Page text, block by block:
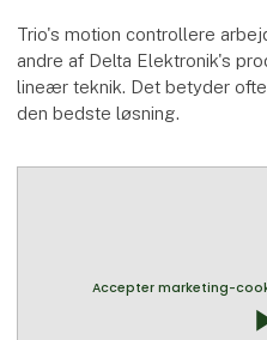
Trio's motion controllere
andre af Delta Elektronik's
lineær teknik. Det betyder
den bedste løsning.
Accepter marketing-